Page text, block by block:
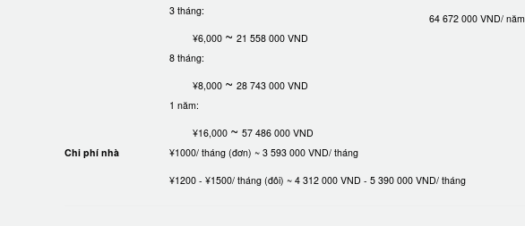
3 tháng:
¥6,000 ~ 21 558 000 VND
8 tháng:
¥8,000 ~ 28 743 000 VND
1 năm:
¥16,000 ~ 57 486 000 VND
64 672 000 VND/ năm
Chi phí nhà ¥1000/ tháng (đơn) ~ 3 593 000 VND/ tháng
¥1200 - ¥1500/ tháng (đôi) ~ 4 312 000 VND - 5 390 000 VND/ tháng